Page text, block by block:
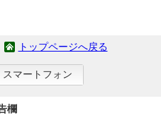
トップページへ戻る
スマートフォン
欄